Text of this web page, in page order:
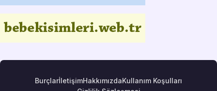
BurçlarİletişimHakkımızdaKullanım Koşulları